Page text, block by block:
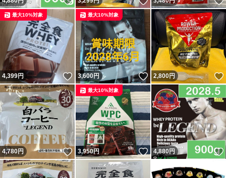
4,399円 いいね！
最大10%対象
3,600円 いいね！
最大10%対象
2,800円
4,780円 いいね！
3,950円 いいね！
最大10%対象
4,880円